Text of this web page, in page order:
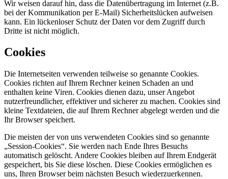
Wir weisen darauf hin, dass die Datenübertragung im Internet (z.B.
bei der Kommunikation per E-Mail) Sicherheitslücken aufweisen
kann. Ein lückenloser Schutz der Daten vor dem Zugriff durch
Dritte ist nicht möglich.
Cookies
Die Internetseiten verwenden teilweise so genannte Cookies.
Cookies richten auf Ihrem Rechner keinen Schaden an und
enthalten keine Viren. Cookies dienen dazu, unser Angebot
nutzerfreundlicher, effektiver und sicherer zu machen. Cookies sind
kleine Textdateien, die auf Ihrem Rechner abgelegt werden und die
Ihr Browser speichert.
Die meisten der von uns verwendeten Cookies sind so genannte
„Session-Cookies“. Sie werden nach Ende Ihres Besuchs
automatisch gelöscht. Andere Cookies bleiben auf Ihrem Endgerät
gespeichert, bis Sie diese löschen. Diese Cookies ermöglichen es
uns, Ihren Browser beim nächsten Besuch wiederzuerkennen.